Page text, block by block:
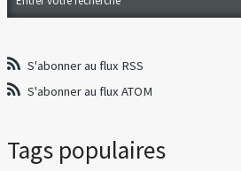
S'abonner au flux RSS
S'abonner au flux ATOM
Tags populaires